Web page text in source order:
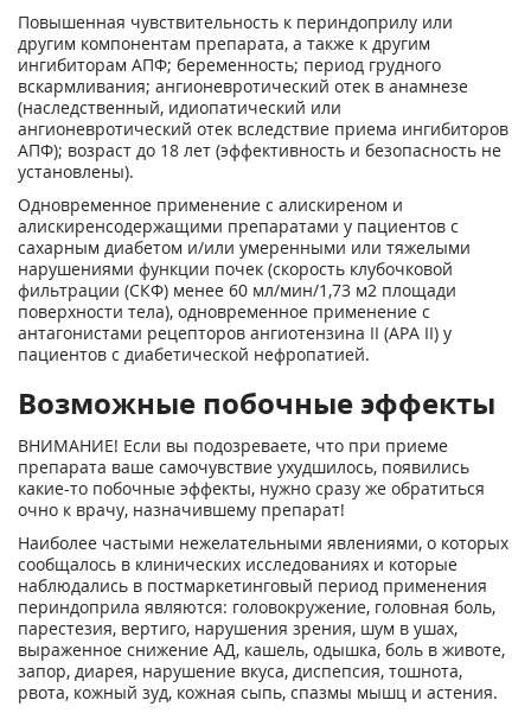
Повышенная чувствительность к периндоприлу или
другим компонентам препарата, а также к другим
ингибиторам АПФ; беременность; период грудного
вскармливания; ангионевротический отек в анамнезе
(наследственный, идиопатический или
ангионевротический отек вследствие приема ингибиторов
АПФ); возраст до 18 лет (эффективность и безопасность не
установлены).
Одновременное применение с алискиреном и
алискиренсодержащими препаратами у пациентов с
сахарным диабетом и/или умеренными или тяжелыми
нарушениями функции почек (скорость клубочковой
фильтрации (СКФ) менее 60 мл/мин/1,73 м2 площади
поверхности тела), одновременное применение с
антагонистами рецепторов ангиотензина II (АРА II) у
пациентов с диабетической нефропатией.
Возможные побочные эффекты
ВНИМАНИЕ! Если вы подозреваете, что при приеме
препарата ваше самочувствие ухудшилось, появились
какие-то побочные эффекты, нужно сразу же обратиться
очно к врачу, назначившему препарат!
Наиболее частыми нежелательными явлениями, о которых
сообщалось в клинических исследованиях и которые
наблюдались в постмаркетинговый период применения
периндоприла являются: головокружение, головная боль,
парестезия, вертиго, нарушения зрения, шум в ушах,
выраженное снижение АД, кашель, одышка, боль в животе,
запор, диарея, нарушение вкуса, диспепсия, тошнота,
рвота, кожный зуд, кожная сыпь, спазмы мышц и астения.